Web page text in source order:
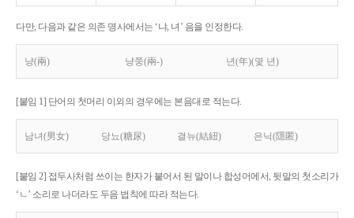
다만, 다음과 같은 의존 명사에서는 ‘냐, 녀’ 음을 인정한다.
냥(兩) 냥쭝(兩-) 년(年)(몇 년)
[붙임 1] 단어의 첫머리 이외의 경우에는 본음대로 적는다.
남녀(男女) 당뇨(糖尿) 결뉴(結紐) 은닉(隱匿)
[붙임 2] 접두사처럼 쓰이는 한자가 붙어서 된 말이나 합성어에서, 뒷말의 첫소리가
‘ㄴ’ 소리로 나더라도 두음 법칙에 따라 적는다.